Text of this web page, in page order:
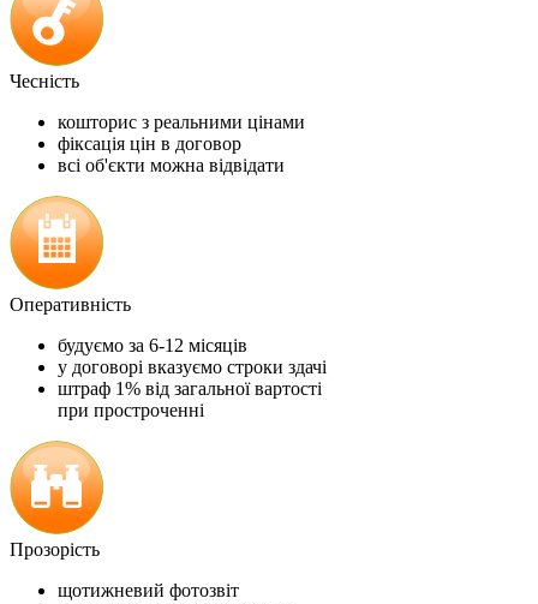
Чесність
кошторис з реальними цінами
фіксація цін в договор
всі об'єкти можна відвідати
Оперативність
будуємо за 6-12 місяців
у договорі вказуємо строки здачі
штраф 1% від загальної вартості
при простроченні
Прозорість
щотижневий фотозвіт